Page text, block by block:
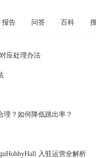
报告 问答 百科
应处理办法
理？如何降低跳出率？
入驻运营全解析